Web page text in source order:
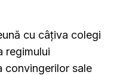
cu câțiva colegi
regimului
convingerilor sale